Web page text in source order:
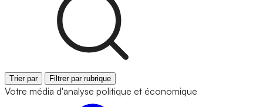
Trier par Filtrer par rubrique
Votre média d'analyse politique et économique